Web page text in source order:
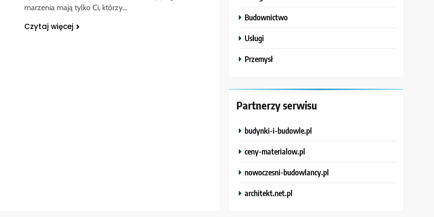
marzenia mają tylko Ci, którzy…
Czytaj więcej
Budownictwo
Usługi
Przemysł
Partnerzy serwisu
budynki-i-budowle.pl
ceny-materialow.pl
nowoczesni-budowlancy.pl
architekt.net.pl